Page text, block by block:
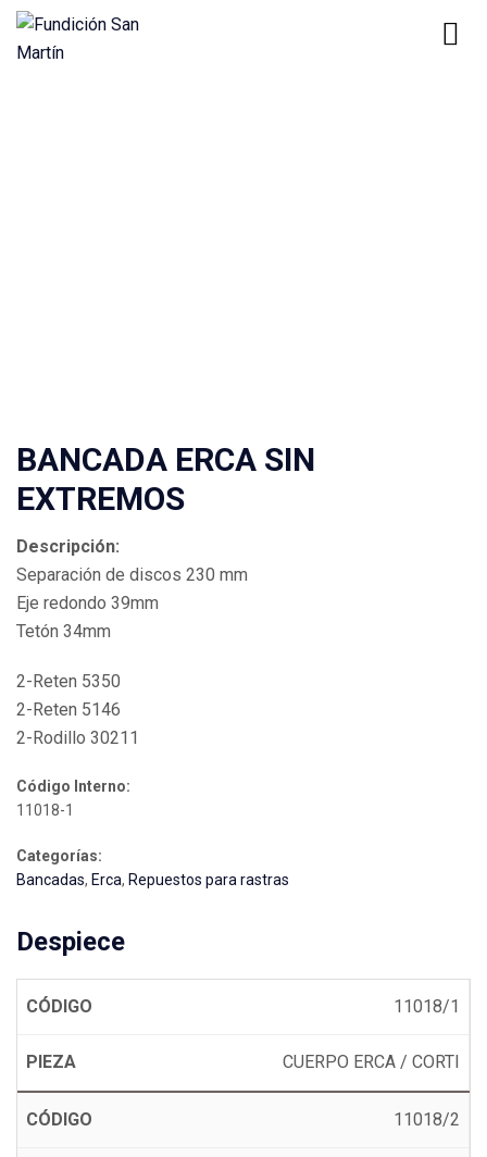
BANCADA ERCA SIN
EXTREMOS
Descripción:
Separación de discos 230 mm
Eje redondo 39mm
Tetón 34mm
2-Reten 5350
2-Reten 5146
2-Rodillo 30211
Código Interno:
11018-1
Categorías:
Bancadas, Erca, Repuestos para rastras
Despiece
11018/1
CUERPO ERCA / CORTI
11018/2